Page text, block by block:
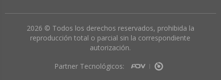
2026 © Todos los derechos reservados, prohibida la
reproducción total o parcial sin la correspondiente
autorización.
Partner Tecnológicos: